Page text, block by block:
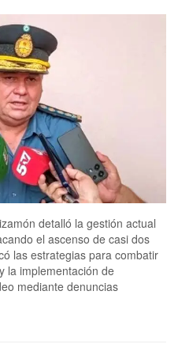
detalló la gestión actual
el ascenso de casi dos
las estrategias para combatir
la implementación de
mediante denuncias